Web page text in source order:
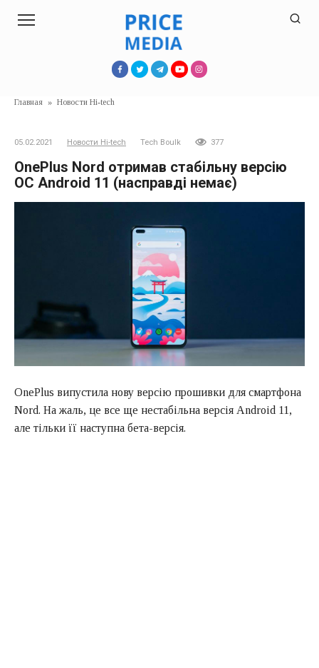
Главная » Новости Hi-tech
05.02.2021 Новости Hi-tech Tech Boulk 377
OnePlus Nord отримав стабільну версію
ОС Android 11 (насправді немає)
OnePlus випустила нову версію прошивки для смартфона
Nord. На жаль, це все ще нестабільна версія Android 11,
але тільки її наступна бета-версія.